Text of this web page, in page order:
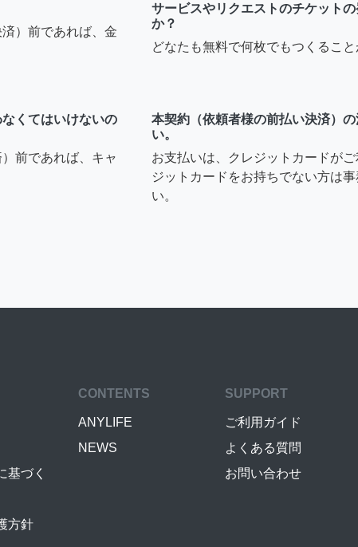
）前であれば、金
サービスやリクエストのチケット
か？
どなたも無料で何枚でもつくること
くてはいけないの
前であれば、キャ
本契約（依頼者様の前払い決済）
い。
お支払いは、クレジットカードが
ジットカードをお持ちでない方は
い。
基づく
方針
CONTENTS
ANYLIFE
NEWS
SUPPORT
ご利用ガイド
よくある質問
お問い合わせ